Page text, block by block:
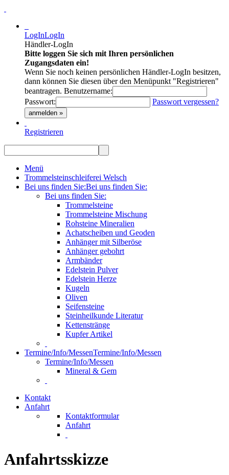
LogInLogIn
Händler-LogIn
Bitte loggen Sie sich mit Ihren persönlichen
Zugangsdaten ein!
Wenn Sie noch keinen persönlichen Händler-LogIn besitzen,
dann können Sie diesen über den Menüpunkt "Registrieren"
beantragen. Benutzername:
Passwort:
Passwort vergessen?
anmelden »
Registrieren
Menü
Trommelsteinschleiferei Welsch
Bei uns finden Sie:Bei uns finden Sie:
Bei uns finden Sie:
Trommelsteine
Trommelsteine Mischung
Rohsteine Mineralien
Achatscheiben und Geoden
Anhänger mit Silberöse
Anhänger gebohrt
Armbänder
Edelstein Pulver
Edelstein Herze
Kugeln
Oliven
Seifensteine
Steinheilkunde Literatur
Kettenstränge
Kupfer Artikel
Termine/Info/MessenTermine/Info/Messen
Termine/Info/Messen
Mineral & Gem
Kontakt
Anfahrt
Kontaktformular
Anfahrt
Anfahrtsskizze